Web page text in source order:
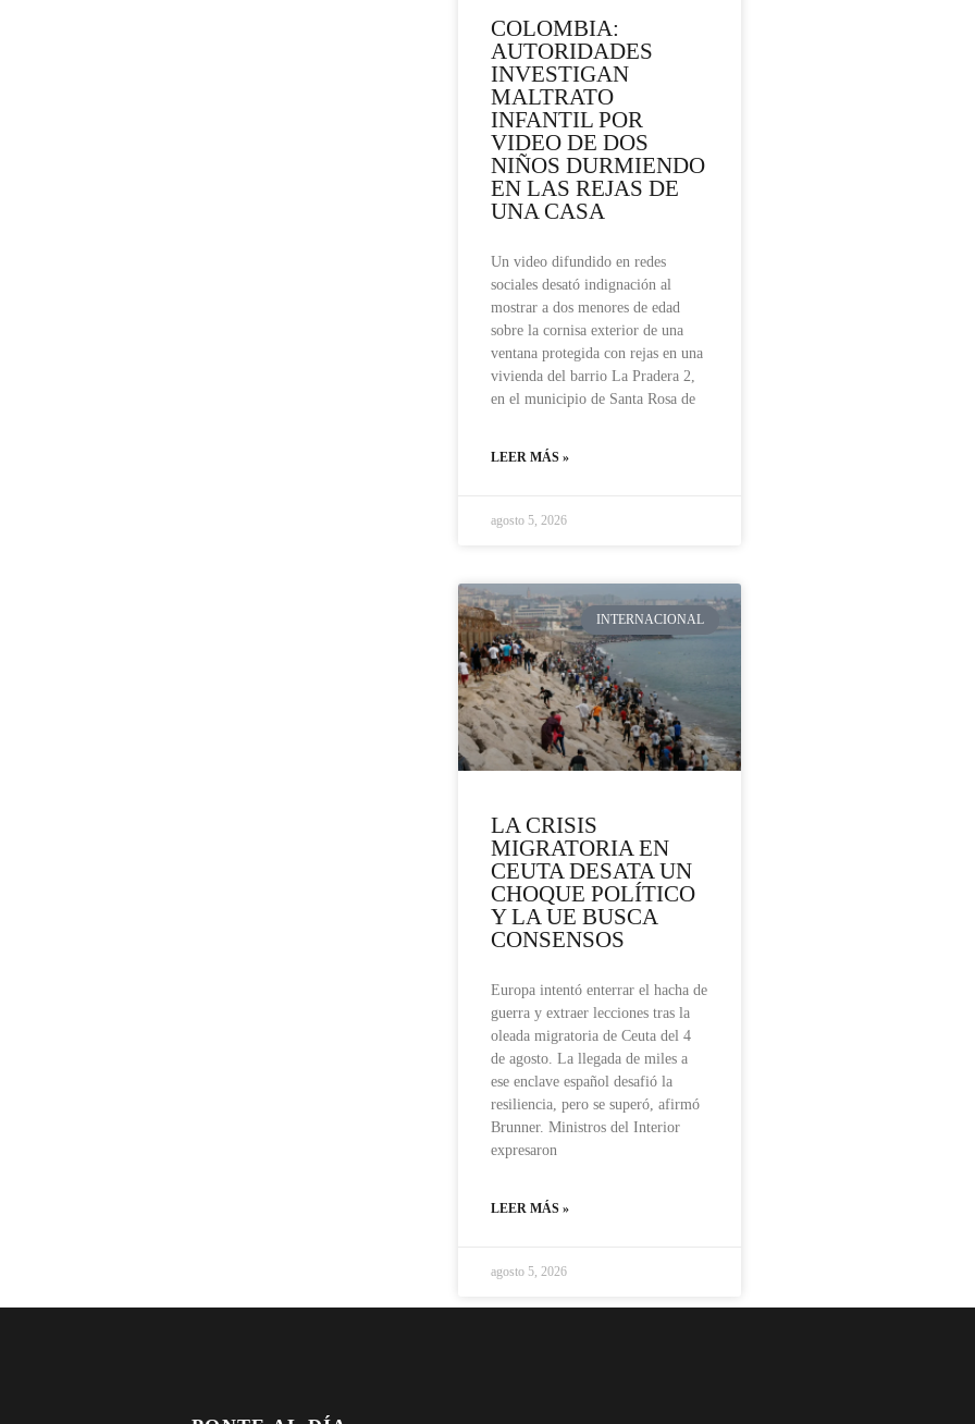
COLOMBIA:
AUTORIDADES
INVESTIGAN
MALTRATO
INFANTIL POR
VIDEO DE DOS
NIÑOS DURMIENDO
EN LAS REJAS DE
UNA CASA
Un video difundido en redes
sociales desató indignación al
mostrar a dos menores de edad
sobre la cornisa exterior de una
ventana protegida con rejas en una
vivienda del barrio La Pradera 2,
en el municipio de Santa Rosa de
LEER MÁS »
agosto 5, 2026
INTERNACIONAL
LA CRISIS
MIGRATORIA EN
CEUTA DESATA UN
CHOQUE POLÍTICO
Y LA UE BUSCA
CONSENSOS
Europa intentó enterrar el hacha de
guerra y extraer lecciones tras la
oleada migratoria de Ceuta del 4
de agosto. La llegada de miles a
ese enclave español desafió la
resiliencia, pero se superó, afirmó
Brunner. Ministros del Interior
expresaron
LEER MÁS »
agosto 5, 2026